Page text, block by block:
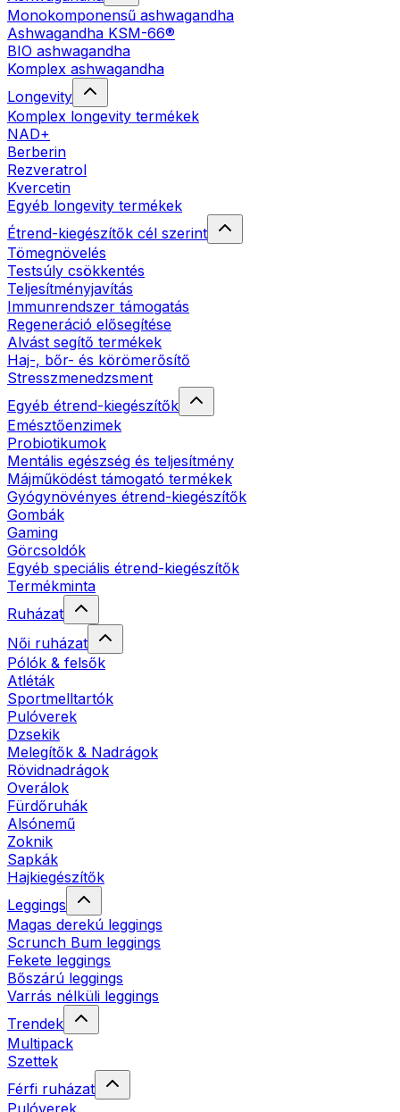
Monokomponensű ashwagandha
Ashwagandha KSM-66®
BIO ashwagandha
Komplex ashwagandha
Longevity
Komplex longevity termékek
NAD+
Berberin
Rezveratrol
Kvercetin
Egyéb longevity termékek
Étrend-kiegészítők cél szerint
Tömegnövelés
Testsúly csökkentés
Teljesítményjavítás
Immunrendszer támogatás
Regeneráció elősegítése
Alvást segítő termékek
Haj-, bőr- és körömerősítő
Stresszmenedzsment
Egyéb étrend-kiegészítők
Emésztőenzimek
Probiotikumok
Mentális egészség és teljesítmény
Májműködést támogató termékek
Gyógynövényes étrend-kiegészítők
Gombák
Gaming
Görcsoldók
Egyéb speciális étrend-kiegészítők
Termékminta
Ruházat
Női ruházat
Pólók & felsők
Atléták
Sportmelltartók
Pulóverek
Dzsekik
Melegítők & Nadrágok
Rövidnadrágok
Overálok
Fürdőruhák
Alsónemű
Zoknik
Sapkák
Hajkiegészítők
Leggings
Magas derekú leggings
Scrunch Bum leggings
Fekete leggings
Bőszárú leggings
Varrás nélküli leggings
Trendek
Multipack
Szettek
Férfi ruházat